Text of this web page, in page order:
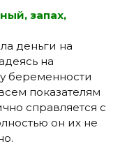
запах,
деньги на
на
беременности
показателям
справляется с
он их не